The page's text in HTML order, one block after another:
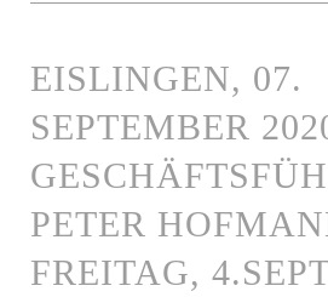
EISLINGEN, 07.
SEPTEMBER
PETER
FREITAG,